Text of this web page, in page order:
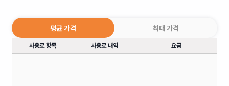
평균 가격 최대 가격
사용료 항목 사용료 내역 요금